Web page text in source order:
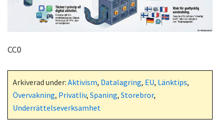
CC0
Arkiverad under: Aktivism, Datalagring, EU, Länktips,
Övervakning, Privatliv, Spaning, Storebror,
Underrättelseverksamhet